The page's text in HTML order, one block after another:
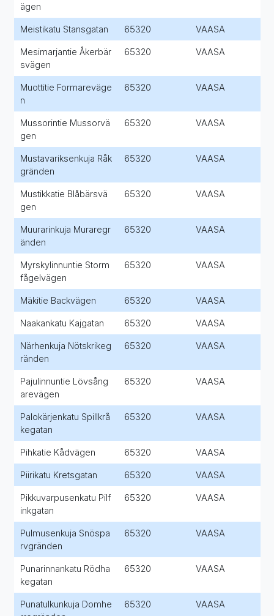
ägen
Meistikatu Stansgatan 65320 VAASA
Mesimarjantie Åkerbär
svägen
65320 VAASA
Muottitie Formareväge
n
65320 VAASA
Mussorintie Mussorvä
gen
65320 VAASA
Mustavariksenkuja Råk
gränden
65320 VAASA
Mustikkatie Blåbärsvä
gen
65320 VAASA
Muurarinkuja Muraregr
änden
65320 VAASA
Myrskylinnuntie Storm
fågelvägen
65320 VAASA
Mäkitie Backvägen 65320 VAASA
Naakankatu Kajgatan 65320 VAASA
Närhenkuja Nötskrikeg
ränden
65320 VAASA
Pajulinnuntie Lövsång
arevägen
65320 VAASA
Palokärjenkatu Spillkrå
kegatan
65320 VAASA
Pihkatie Kådvägen 65320 VAASA
Piirikatu Kretsgatan 65320 VAASA
Pikkuvarpusenkatu Pilf
inkgatan
65320 VAASA
Pulmusenkuja Snöspa
rvgränden
65320 VAASA
Punarinnankatu Rödha
kegatan
65320 VAASA
Punatulkunkuja Domhe
65320 VAASA